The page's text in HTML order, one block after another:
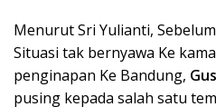
Menurut Sri Yulianti,
Situasi tak bernyawa Ke
penginapan Ke Bandung,
pusing kepada salah satu